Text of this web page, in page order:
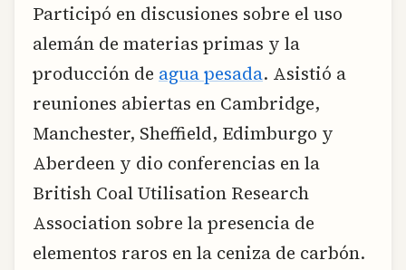
Participó en discusiones sobre el uso
alemán de materias primas y la
producción de agua pesada. Asistió a
reuniones abiertas en Cambridge,
Manchester, Sheffield, Edimburgo y
Aberdeen y dio conferencias en la
British Coal Utilisation Research
Association sobre la presencia de
elementos raros en la ceniza de carbón.